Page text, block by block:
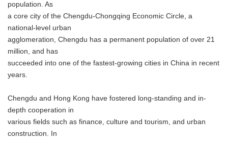
population. As
a core city of the Chengdu-Chongqing Economic Circle, a
national-level urban
agglomeration, Chengdu has a permanent population of over 21
million, and has
succeeded into one of the fastest-growing cities in China in recent
years.
Chengdu and Hong Kong have fostered long-standing and in-
depth cooperation in
various fields such as finance, culture and tourism, and urban
construction. In